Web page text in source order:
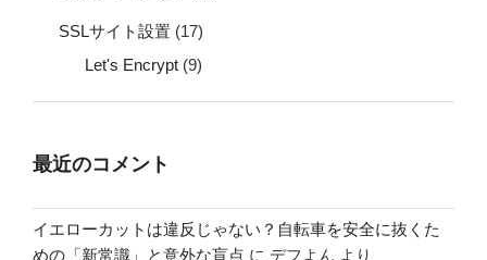
SSLサイト設置 (17)
Let's Encrypt (9)
最近のコメント
イエローカットは違反じゃない？自転車を安全に抜くた
めの「新常識」と意外な盲点 に デフよん より